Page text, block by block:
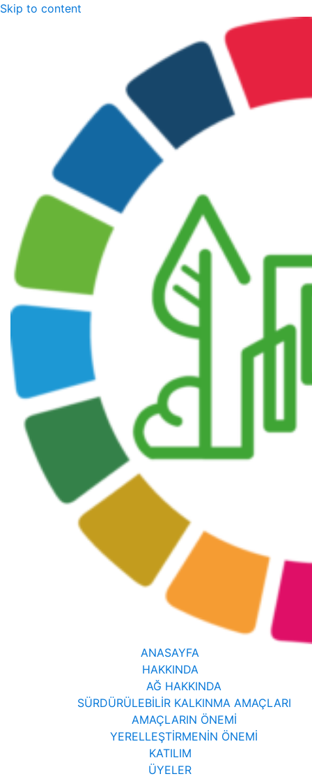
Skip to content
ANASAYFA
HAKKINDA
AĞ HAKKINDA
SÜRDÜRÜLEBİLİR KALKINMA AMAÇLARI
AMAÇLARIN ÖNEMİ
YERELLEŞTİRMENİN ÖNEMİ
KATILIM
ÜYELER